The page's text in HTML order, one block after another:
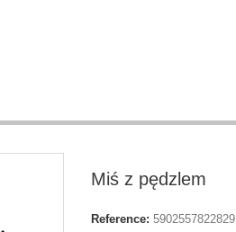
Miś z pędzlem
Reference: 5902557822829